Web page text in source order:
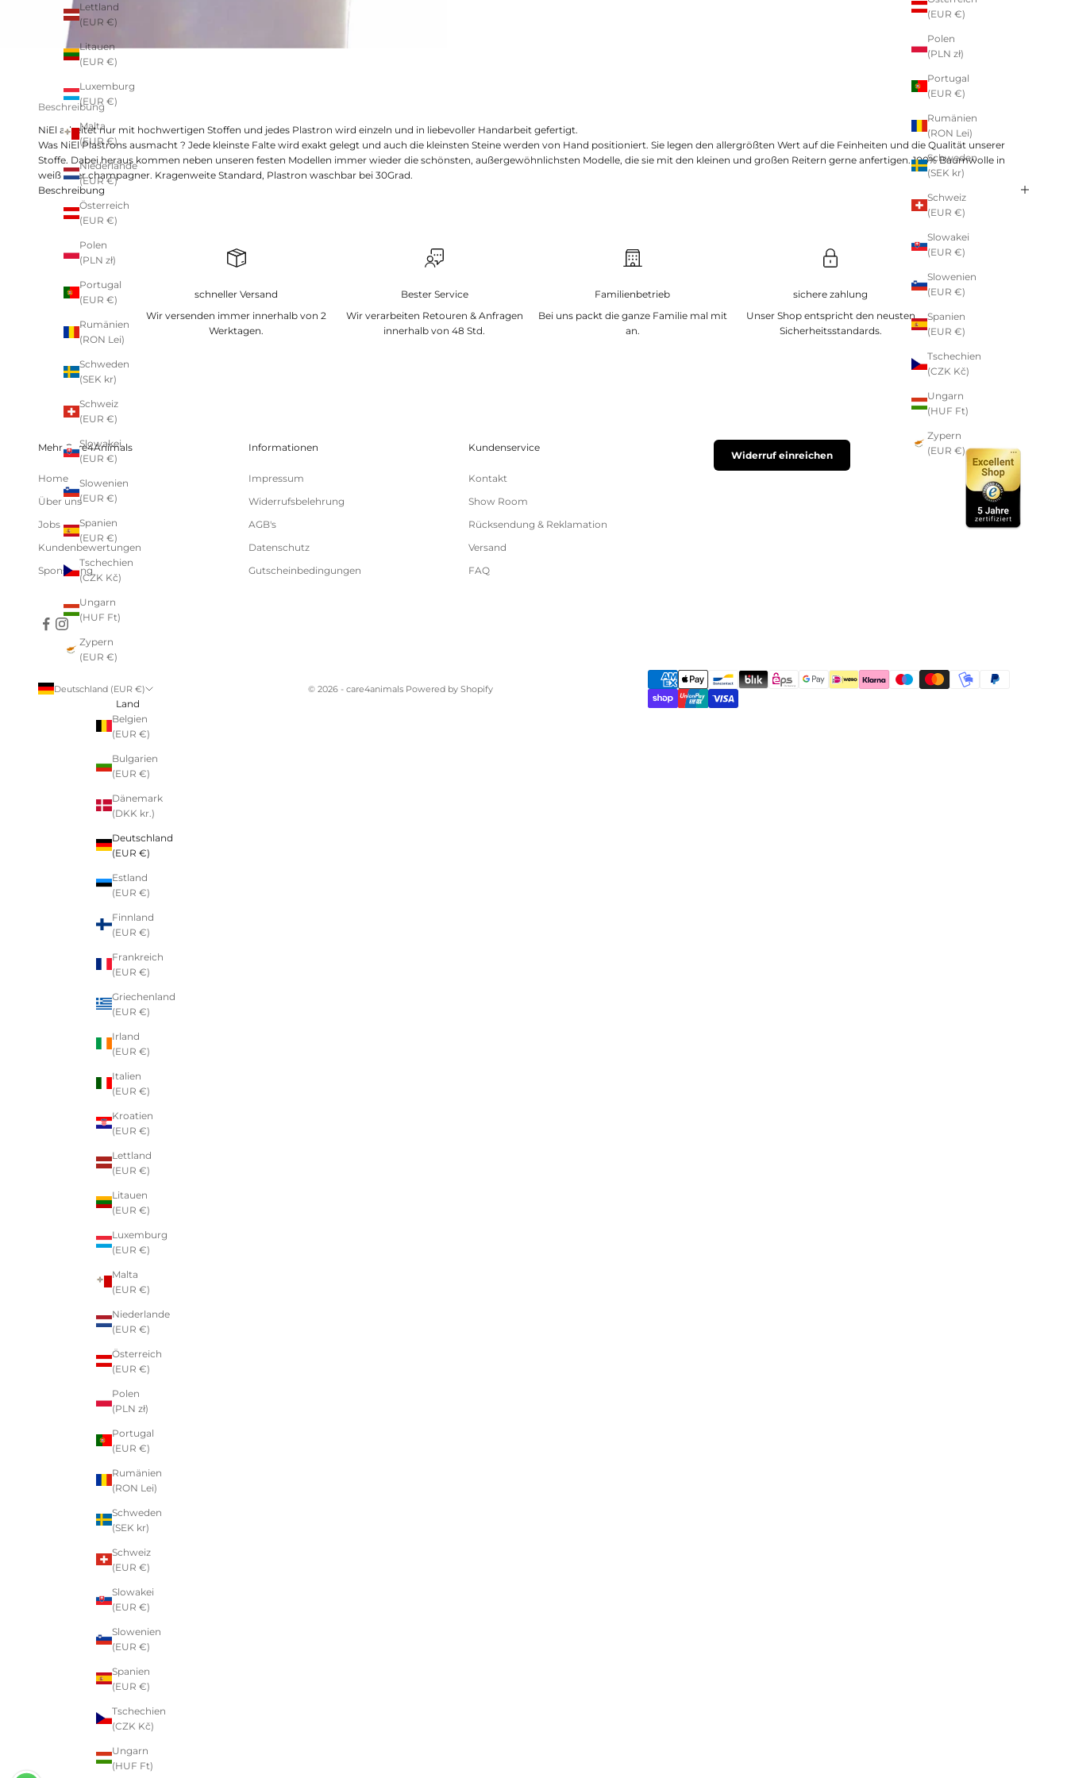
(EUR €)
Polen
(PLN zł)
Portugal
(EUR €)
Rumänien
(RON Lei)
Schweden
(SEK kr)
Schweiz
(EUR €)
Slowakei
(EUR €)
Slowenien
(EUR €)
Spanien
(EUR €)
Tschechien
(CZK Kč)
Ungarn
(HUF Ft)
Zypern
(EUR €)
Lettland
(EUR €)
Litauen
(EUR €)
Luxemburg
(EUR €)
Malta
(EUR €)
Niederlande
(EUR €)
Österreich
(EUR €)
Polen
(PLN zł)
Portugal
(EUR €)
Rumänien
(RON Lei)
Schweden
(SEK kr)
Schweiz
(EUR €)
Slowakei
(EUR €)
Slowenien
(EUR €)
Spanien
(EUR €)
Tschechien
(CZK Kč)
Ungarn
(HUF Ft)
Zypern
(EUR €)
Beschreibung
NiEl arbeitet nur mit hochwertigen Stoffen und jedes Plastron wird einzeln und in liebevoller Handarbeit gefertigt.
Was NiEl Plastrons ausmacht ? Jede kleinste Falte wird exakt gelegt und auch die kleinsten Steine werden von Hand positioniert. Sie legen den allergrößten Wert auf die Feinheiten und die Qualität unserer
Stoffe. Dabei heraus kommen neben unseren festen Modellen immer wieder die schönsten, außergewöhnlichsten Modelle, die sie mit den kleinen und großen Reitern gerne anfertigen. 100% Baumwolle in
weiß oder champagner. Kragenweite Standard, Plastron waschbar bei 30Grad.
Beschreibung
schneller Versand
Wir versenden immer innerhalb von 2
Werktagen.
Bester Service
Wir verarbeiten Retouren & Anfragen
innerhalb von 48 Std.
Familienbetrieb
Bei uns packt die ganze Familie mal mit
an.
sichere zahlung
Unser Shop entspricht den neusten
Sicherheitsstandards.
Mehr Care4Animals
Home
Über uns
Jobs
Kundenbewertungen
Sponsoring
Informationen
Impressum
Widerrufsbelehrung
AGB's
Datenschutz
Gutscheinbedingungen
Kundenservice
Kontakt
Show Room
Rücksendung & Reklamation
Versand
FAQ
Widerruf einreichen
Deutschland (EUR €)
Land
Belgien
(EUR €)
Bulgarien
(EUR €)
Dänemark
(DKK kr.)
Deutschland
(EUR €)
Estland
(EUR €)
Finnland
(EUR €)
Frankreich
(EUR €)
Griechenland
(EUR €)
Irland
(EUR €)
Italien
(EUR €)
Kroatien
(EUR €)
Lettland
(EUR €)
Litauen
(EUR €)
Luxemburg
(EUR €)
Malta
(EUR €)
Niederlande
(EUR €)
Österreich
(EUR €)
Polen
(PLN zł)
Portugal
(EUR €)
Rumänien
(RON Lei)
Schweden
(SEK kr)
Schweiz
(EUR €)
Slowakei
(EUR €)
Slowenien
(EUR €)
Spanien
(EUR €)
Tschechien
(CZK Kč)
Ungarn
(HUF Ft)
© 2026 - care4animals Powered by Shopify